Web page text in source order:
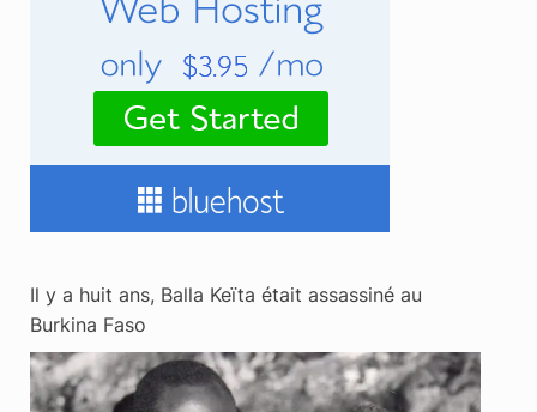
Il y a huit ans, Balla Keïta était assassiné au
Burkina Faso